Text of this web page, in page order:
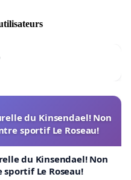
du Kinsendael! Non
sportif Le Roseau!
du Kinsendael! Non
Le Roseau!